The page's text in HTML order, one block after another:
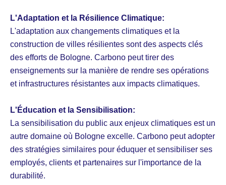
L'Adaptation et la Résilience Climatique:
L'adaptation aux changements climatiques et la
construction de villes résilientes sont des aspects clés
des efforts de Bologne. Carbono peut tirer des
enseignements sur la manière de rendre ses opérations
et infrastructures résistantes aux impacts climatiques.
L'Éducation et la Sensibilisation:
La sensibilisation du public aux enjeux climatiques est un
autre domaine où Bologne excelle. Carbono peut adopter
des stratégies similaires pour éduquer et sensibiliser ses
employés, clients et partenaires sur l'importance de la
durabilité.